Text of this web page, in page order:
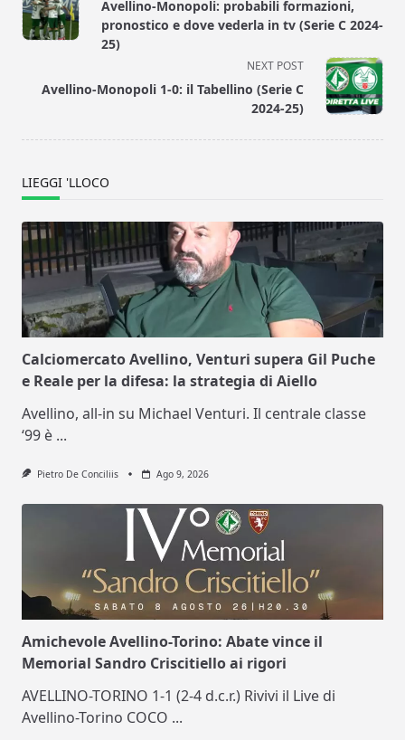
subtitle
screen-
text">Page</span>
Avellino-Monopoli: probabili formazioni,
pronostico e dove vederla in tv (Serie C 2024-
25)
NEXT POST
Avellino-Monopoli 1-0: il Tabellino (Serie C
2024-25)
LIEGGI 'LLOCO
Calciomercato Avellino, Venturi supera Gil Puche
e Reale per la difesa: la strategia di Aiello
Avellino, all-in su Michael Venturi. Il centrale classe
‘99 è ...
Pietro De Conciliis Ago 9, 2026
Amichevole Avellino-Torino: Abate vince il
Memorial Sandro Criscitiello ai rigori
AVELLINO-TORINO 1-1 (2-4 d.c.r.) Rivivi il Live di
Avellino-Torino COCO ...